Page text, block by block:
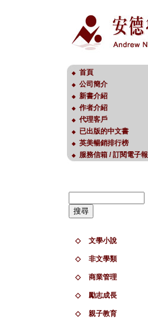
◆ 首頁
◆ 公司簡介
◆ 新書介紹
◆ 作者介紹
◆ 代理客戶
◆ 已出版的中文書
◆ 英美暢銷排行榜
◆ 服務信箱 / 訂閱電子報
◇ 文學小說
◇ 非文學類
◇ 商業管理
◇ 勵志成長
◇ 親子教育